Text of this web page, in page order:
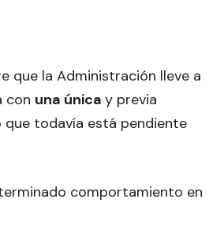
que la Administración lleve a
con una única y previa
todavía está pendiente
comportamiento en